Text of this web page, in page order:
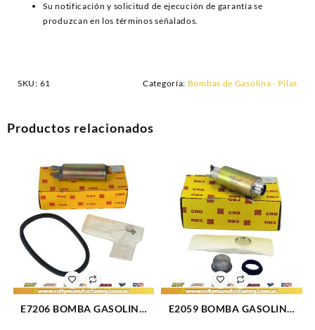
Su notificación y solicitud de ejecución de garantía se
produzcan en los términos señalados.
SKU: 61 Categoría: Bombas de Gasolina - Pilas
Productos relacionados
E7206 BOMBA GASOLINA
E2059 BOMBA GASOLINA